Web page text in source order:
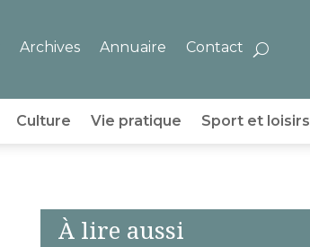
Archives Annuaire Contact
Culture Vie pratique Sport et loisirs
À lire aussi